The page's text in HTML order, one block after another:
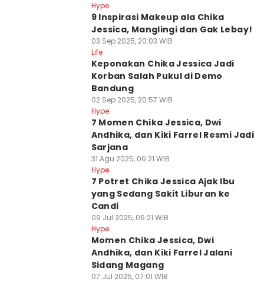
Hype
9 Inspirasi Makeup ala Chika
Jessica, Manglingi dan Gak Lebay!
03 Sep 2025, 20:03 WIB
Life
Keponakan Chika Jessica Jadi
Korban Salah Pukul di Demo
Bandung
02 Sep 2025, 20:57 WIB
Hype
7 Momen Chika Jessica, Dwi
Andhika, dan Kiki Farrel Resmi Jadi
Sarjana
31 Agu 2025, 06:21 WIB
Hype
7 Potret Chika Jessica Ajak Ibu
yang Sedang Sakit Liburan ke
Candi
09 Jul 2025, 06:21 WIB
Hype
Momen Chika Jessica, Dwi
Andhika, dan Kiki Farrel Jalani
Sidang Magang
07 Jul 2025, 07:01 WIB